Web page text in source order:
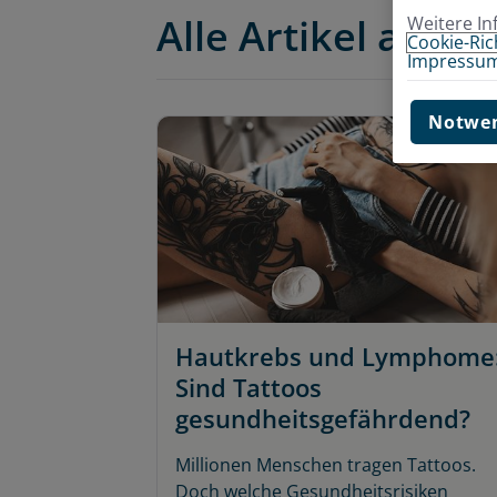
Alle Artikel
Hautkrebs und
Sind Tattoos
gesundheitsgefährdend?
Millionen Menschen tragen Tattoos.
Doch welche Gesundheitsrisiken
Weitere
Cookie-